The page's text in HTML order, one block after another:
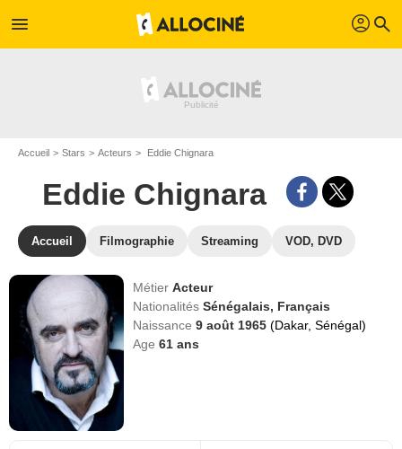
menu profil search
Accueil Stars Acteurs Eddie Chignara
Eddie Chignara
Accueil Filmographie Streaming VOD, DVD
MétierActeur
NationalitésSénégalais, Français
Naissance9 août 1965(Dakar, Sénégal)
Age61 ans